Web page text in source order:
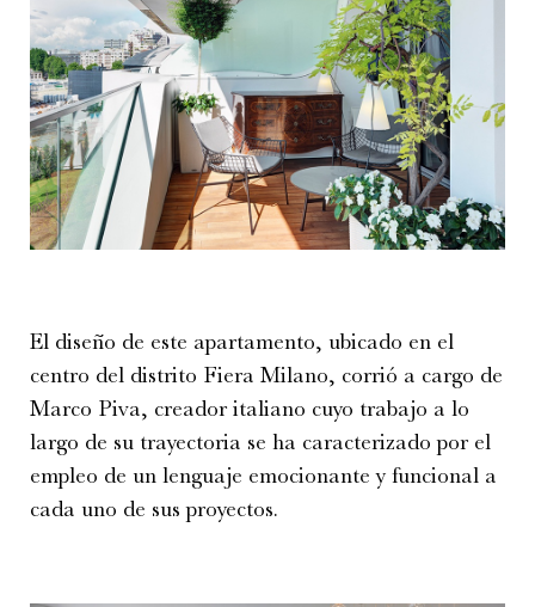
El diseño de este apartamento, ubicado en el
centro del distrito Fiera Milano, corrió a cargo de
Marco Piva, creador italiano cuyo trabajo a lo
largo de su trayectoria se ha caracterizado por el
empleo de un lenguaje emocionante y funcional a
cada uno de sus proyectos.